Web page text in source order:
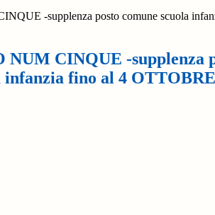
-supplenza posto comune scuola
CINQUE -supplenza
infanzia fino al 4